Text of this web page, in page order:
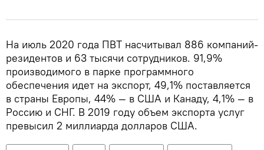
На июль 2020 года ПВТ насчитывал 886 компаний-
резидентов и 63 тысячи сотрудников. 91,9%
производимого в парке программного
обеспечения идет на экспорт, 49,1% поставляется
в страны Европы, 44% — в США и Канаду, 4,1% — в
Россию и СНГ. В 2019 году объем экспорта услуг
превысил 2 миллиарда долларов США.